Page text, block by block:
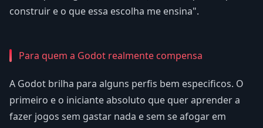
construir e o que essa escolha me ensina".
Para quem a Godot realmente compensa
A Godot brilha para alguns perfis bem especificos. O
primeiro e o iniciante absoluto que quer aprender a
fazer jogos sem gastar nada e sem se afogar em